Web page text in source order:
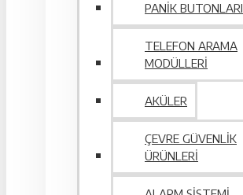
PANIK BUTONLARI
TELEFON ARAMA
MODÜLLERI
AKÜLER
ÇEVRE GÜVENLIK
ÜRÜNLERI